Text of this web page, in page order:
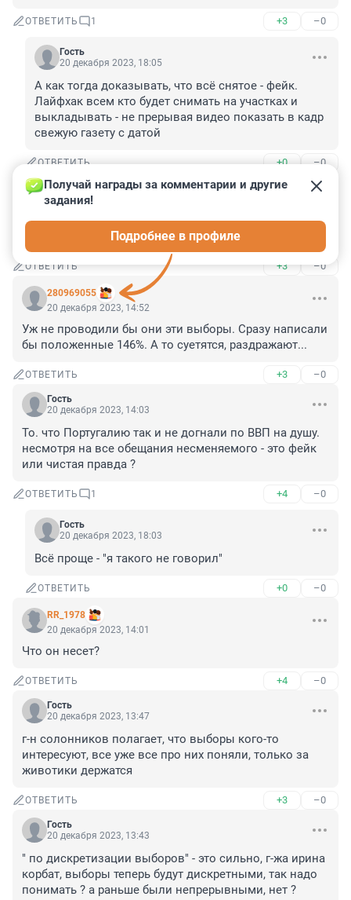
ОТВЕТИТЬ 1 +3 –0
Гость
20 декабря 2023, 18:05
А как тогда доказывать, что всё снятое - фейк.
Лайфхак всем кто будет снимать на участках и
выкладывать - не прерывая видео показать в кадр
свежую газету с датой
ОТВЕТИТЬ +0 –0
Гость
20 декабря 2023, 15:26
А где видеонаблюдение, которое устанавливалось на
предыдущие "Выборы"???
ОТВЕТИТЬ +3 –0
280969055
Получай награды за комментарии и другие
задания!
Подробнее в профиле
20 декабря 2023, 14:52
Уж не проводили бы они эти выборы. Сразу написали
бы положенные 146%. А то суетятся, раздражают...
ОТВЕТИТЬ +3 –0
Гость
20 декабря 2023, 14:03
То. что Португалию так и не догнали по ВВП на душу.
несмотря на все обещания несменяемого - это фейк
или чистая правда ?
ОТВЕТИТЬ 1 +4 –0
Гость
20 декабря 2023, 18:03
Всё проще - "я такого не говорил"
ОТВЕТИТЬ +0 –0
RR_1978
20 декабря 2023, 14:01
Что он несет?
ОТВЕТИТЬ +4 –0
Гость
20 декабря 2023, 13:47
г-н солонников полагает, что выборы кого-то
интересуют, все уже все про них поняли, только за
животики держатся
ОТВЕТИТЬ +3 –0
Гость
20 декабря 2023, 13:43
" по дискретизации выборов" - это сильно, г-жа ирина
корбат, выборы теперь будут дискретными, так надо
понимать ? а раньше были непрерывными, нет ?